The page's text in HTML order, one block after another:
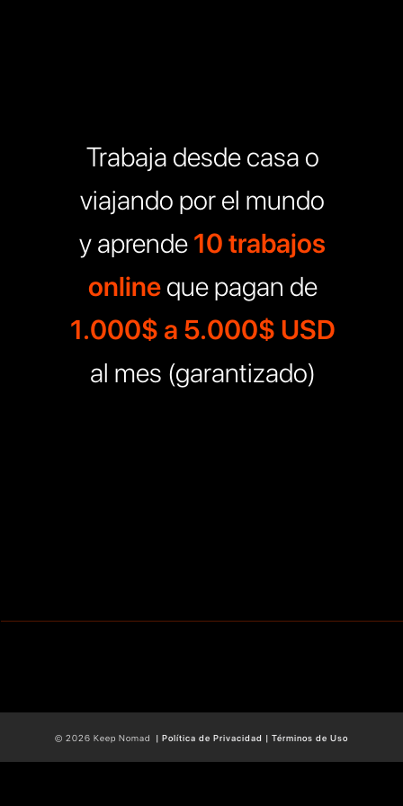
Trabaja desde casa o
viajando por el mundo
y aprende10 trabajos
onlineque pagan de
1.000$ a 5.000$ USD
al mes (garantizado)
© 2026 Keep Nomad | Política de Privacidad | Términos de Uso